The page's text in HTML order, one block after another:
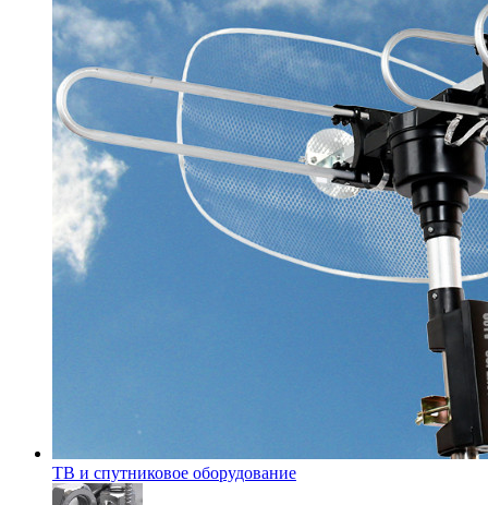
ТВ и спутниковое оборудование